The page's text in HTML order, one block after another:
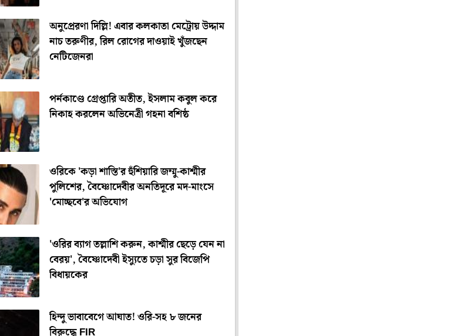
অনুপ্রেরণা দিল্লি! এবার কলকাতা মেট্রোয় উদ্দাম
নাচ তরুণীর, রিল রোগের দাওয়াই খুঁজছেন
নেটিজেনরা
পর্নকাণ্ডে গ্রেপ্তারি অতীত, ইসলাম কবুল করে
নিকাহ করলেন অভিনেত্রী গহনা বশিষ্ঠ
ওরিকে 'কড়া শাস্তি'র হুঁশিয়ারি জম্মু-কাশ্মীর
পুলিশের, বৈষ্ণোদেবীর অনতিদূরে মদ-মাংসে
'মোচ্ছবে'র অভিযোগ
'ওরির ব্যাগ তল্লাশি করুন, কাশ্মীর ছেড়ে যেন না
বেরয়', বৈষ্ণোদেবী ইস্যুতে চড়া সুর বিজেপি
বিধায়কের
হিন্দু ভাবাবেগে আঘাত! ওরি-সহ ৮ জনের
বিরুদ্ধে FIR